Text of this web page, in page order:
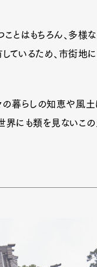
Lifestyle
とはもちろん、多様
ているため、市街地
暮らしの知恵や風土
界にも類を見ないこ